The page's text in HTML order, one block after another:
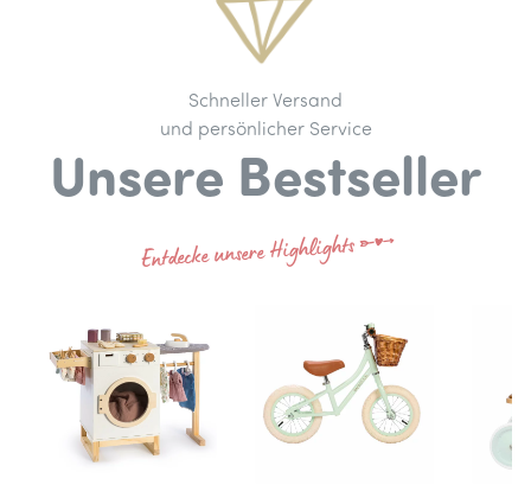
Schneller Versand
und persönlicher Service
Unsere Bestseller
Entdecke unsere Highlightsx